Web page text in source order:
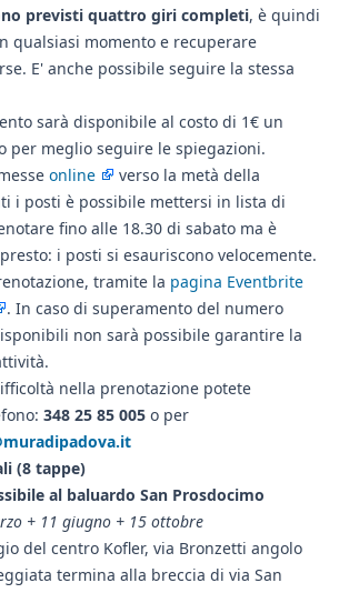
previsti quattro giri completi, è quindi
qualsiasi momento e recuperare
E' anche possibile seguire la stessa
sarà disponibile al costo di 1€ un
per meglio seguire le spiegazioni.
online
verso la metà della
i posti è possibile mettersi in lista di
fino alle 18.30 di sabato ma è
i posti si esauriscono velocemente.
tramite la pagina Eventbrite
. In caso di superamento del numero
non sarà possibile garantire la
nella prenotazione potete
348 25 85 005 o per
(8 tappe)
al baluardo San Prosdocimo
+ 11 giugno + 15 ottobre
del centro Kofler, via Bronzetti angolo
termina alla breccia di via San